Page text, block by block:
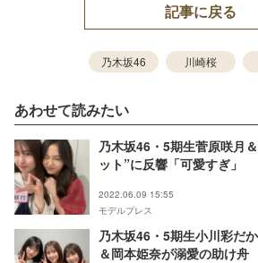
記事に戻る
乃木坂46 川崎桜
あわせて読みたい
乃木坂46・5期生菅原咲月
ット”に反響「可愛すぎ」
2022.06.09 15:55
モデルプレス
乃木坂46・5期生小川彩だ
＆岡本姫奈が溺愛の助け舟